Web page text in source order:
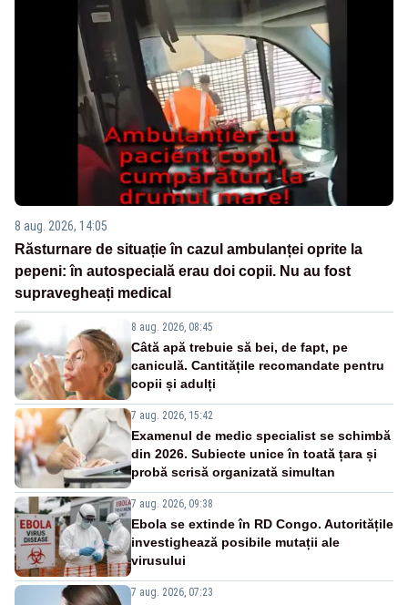
8 aug. 2026, 14:05
Răsturnare de situație în cazul ambulanței oprite la
pepeni: în autospecială erau doi copii. Nu au fost
supravegheați medical
8 aug. 2026, 08:45
Câtă apă trebuie să bei, de fapt, pe
caniculă. Cantitățile recomandate pentru
copii și adulți
7 aug. 2026, 15:42
Examenul de medic specialist se schimbă
din 2026. Subiecte unice în toată țara și
probă scrisă organizată simultan
7 aug. 2026, 09:38
Ebola se extinde în RD Congo. Autoritățile
investighează posibile mutații ale
virusului
7 aug. 2026, 07:23